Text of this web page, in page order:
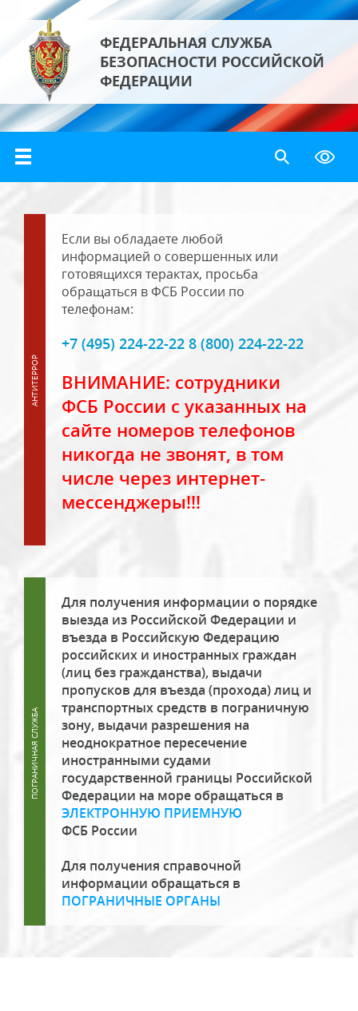
ФЕДЕРАЛЬНАЯ СЛУЖБА
БЕЗОПАСНОСТИ РОССИЙСКОЙ
ФЕДЕРАЦИИ
Если вы обладаете любой
информацией о совершенных или
готовящихся терактах, просьба
обращаться в ФСБ России по
телефонам:
+7 (495) 224-22-22 8 (800) 224-22-22
ВНИМАНИЕ: сотрудники
ФСБ России с указанных на
сайте номеров телефонов
никогда не звонят, в том
числе через интернет-
мессенджеры!!!
Для получения информации о порядке
выезда из Российской Федерации и
въезда в Российскую Федерацию
российских и иностранных граждан
(лиц без гражданства), выдачи
пропусков для въезда (прохода) лиц и
транспортных средств в пограничную
зону, выдачи разрешения на
неоднократное пересечение
иностранными судами
государственной границы Российской
Федерации на море обращаться в
ЭЛЕКТРОННУЮ ПРИЕМНУЮ
ФСБ России
Для получения справочной
информации обращаться в
ПОГРАНИЧНЫЕ ОРГАНЫ